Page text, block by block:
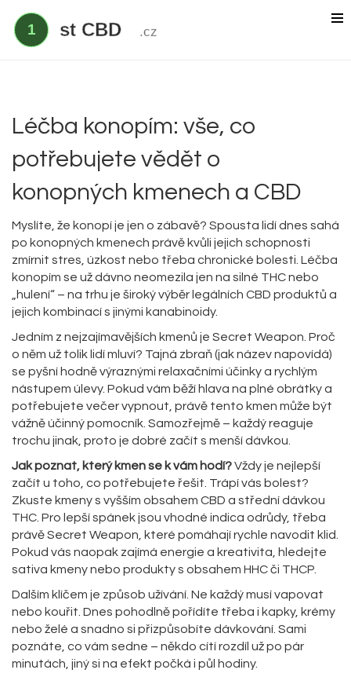
CBD účinek
Everclear
Léčba konopím: vše, co
potřebujete vědět o
konopných kmenech a CBD
Myslíte, že konopí je jen o zábavě? Spousta lidí dnes sahá
po konopných kmenech právě kvůli jejich schopnosti
zmírnit stres, úzkost nebo třeba chronické bolesti. Léčba
konopím se už dávno neomezila jen na silné THC nebo
„hulení“ – na trhu je široký výběr legálních CBD produktů a
jejich kombinací s jinými kanabinoidy.
Jedním z nejzajímavějších kmenů je Secret Weapon. Proč
o něm už tolik lidí mluví? Tajná zbraň (jak název napovídá)
se pyšní hodně výraznými relaxačními účinky a rychlým
nástupem úlevy. Pokud vám běží hlava na plné obrátky a
potřebujete večer vypnout, právě tento kmen může být
vážně účinný pomocník. Samozřejmě – každý reaguje
trochu jinak, proto je dobré začít s menší dávkou.
Jak poznat, který kmen se k vám hodí?Vždy je nejlepší
začít u toho, co potřebujete řešit. Trápí vás bolest?
Zkuste kmeny s vyšším obsahem CBD a střední dávkou
THC. Pro lepší spánek jsou vhodné indica odrůdy, třeba
právě Secret Weapon, které pomáhají rychle navodit klid.
Pokud vás naopak zajímá energie a kreativita, hledejte
sativa kmeny nebo produkty s obsahem HHC či THCP.
Dalším klíčem je způsob užívání. Ne každý musí vapovat
nebo kouřit. Dnes pohodlně pořídíte třeba i kapky, krémy
nebo želé a snadno si přizpůsobíte dávkování. Sami
poznáte, co vám sedne – někdo cítí rozdíl už po pár
minutách, jiný si na efekt počká i půl hodiny.